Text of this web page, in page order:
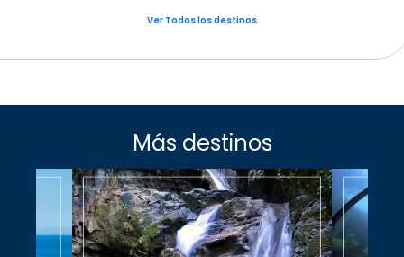
Ver Todos los destinos
Más destinos